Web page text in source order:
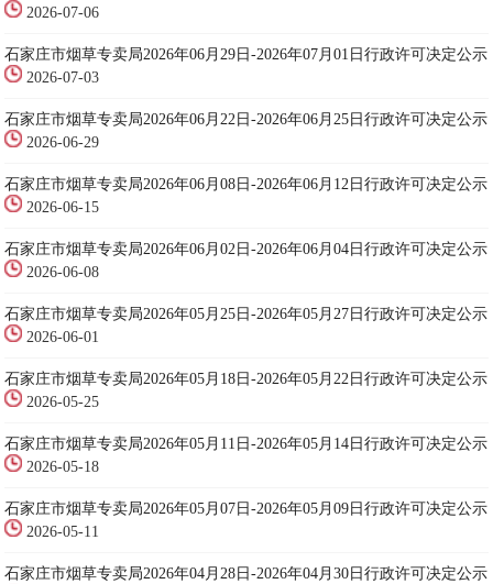
2026-07-06
石家庄市烟草专卖局2026年06月29日-2026年07月01日行政许可决定公示
2026-07-03
石家庄市烟草专卖局2026年06月22日-2026年06月25日行政许可决定公示
2026-06-29
石家庄市烟草专卖局2026年06月08日-2026年06月12日行政许可决定公示
2026-06-15
石家庄市烟草专卖局2026年06月02日-2026年06月04日行政许可决定公示
2026-06-08
石家庄市烟草专卖局2026年05月25日-2026年05月27日行政许可决定公示
2026-06-01
石家庄市烟草专卖局2026年05月18日-2026年05月22日行政许可决定公示
2026-05-25
石家庄市烟草专卖局2026年05月11日-2026年05月14日行政许可决定公示
2026-05-18
石家庄市烟草专卖局2026年05月07日-2026年05月09日行政许可决定公示
2026-05-11
石家庄市烟草专卖局2026年04月28日-2026年04月30日行政许可决定公示